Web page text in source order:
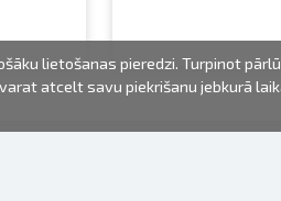
lietošanas pieredzi. Turpinot
atcelt savu piekrišanu jebkurā